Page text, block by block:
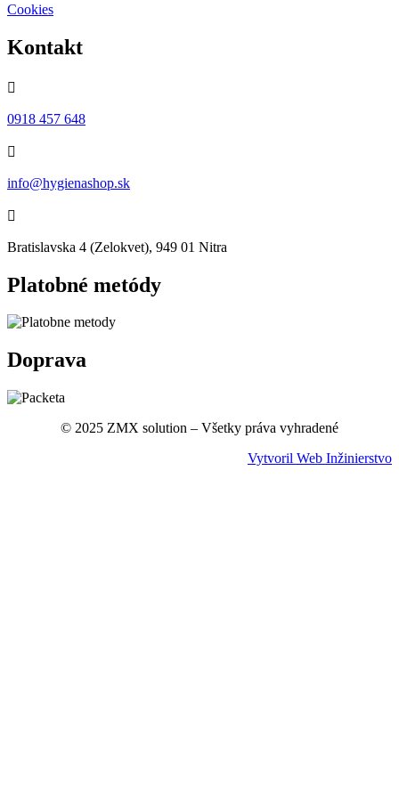
Cookies
Kontakt

0918 457 648

info@hygienashop.sk

Bratislavska 4 (Zelokvet), 949 01 Nitra
Platobné metódy
Doprava
© 2025 ZMX solution – Všetky práva vyhradené
Vytvoril Web Inžinierstvo